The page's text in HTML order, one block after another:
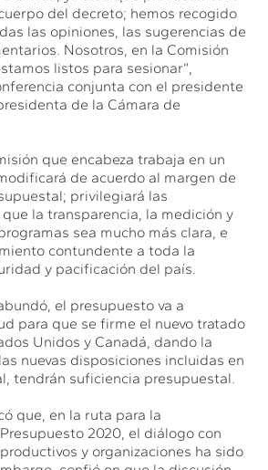
del decreto; hemos recogido
las opiniones, las sugerencias de
Nosotros, en la Comisión
listos para sesionar”,
conjunta con el presidente
de la Cámara de
que encabeza trabaja en un
de acuerdo al margen de
privilegiará las
la transparencia, la medición y
sea mucho más clara, e
contundente a toda la
y pacificación del país.
el presupuesto va a
para que se firme el nuevo tratado
Unidos y Canadá, dando la
nuevas disposiciones incluidas en
tendrán suficiencia presupuestal.
que, en la ruta para la
2020, el diálogo con
y organizaciones ha sido